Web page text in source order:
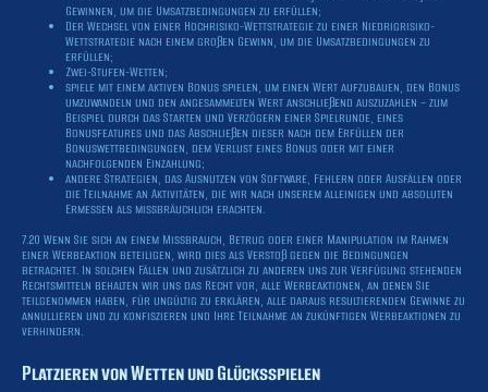
Gewinnen, um die Umsatzbedingungen zu erfüllen;
Der Wechsel von einer Hochrisiko-Wettstrategie zu einer Niedrigrisiko-
Wettstrategie nach einem großen Gewinn, um die Umsatzbedingungen zu
erfüllen;
Zwei-Stufen-Wetten;
spiele mit einem aktiven Bonus spielen, um einen Wert aufzubauen, den Bonus
umzuwandeln und den angesammelten Wert anschließend auszuzahlen – zum
Beispiel durch das Starten und Verzögern einer Spielrunde, eines
Bonusfeatures und das Abschließen dieser nach dem Erfüllen der
Bonuswettbedingungen, dem Verlust eines Bonus oder mit einer
nachfolgenden Einzahlung;
andere Strategien, das Ausnutzen von Software, Fehlern oder Ausfällen oder
die Teilnahme an Aktivitäten, die wir nach unserem alleinigen und absoluten
Ermessen als missbräuchlich erachten.
7.20 Wenn Sie sich an einem Missbrauch, Betrug oder einer Manipulation im Rahmen
einer Werbeaktion beteiligen, wird dies als Verstoß gegen die Bedingungen
betrachtet. In solchen Fällen und zusätzlich zu anderen uns zur Verfügung stehenden
Rechtsmitteln behalten wir uns das Recht vor, alle Werbeaktionen, an denen Sie
teilgenommen haben, für ungültig zu erklären, alle daraus resultierenden Gewinne zu
annullieren und zu konfiszieren und Ihre Teilnahme an zukünftigen Werbeaktionen zu
verhindern.
Platzieren von Wetten und Glücksspielen